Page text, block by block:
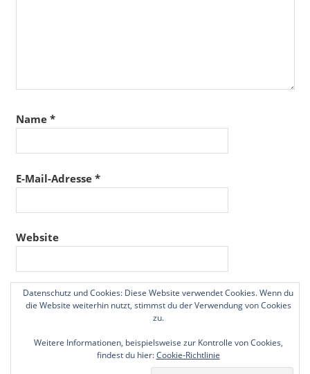
Name *
E-Mail-Adresse *
Website
Name, E-Mail-Adresse und Website in diesem
Browser für meinen nächsten Kommentar speichern.
Datenschutz und Cookies: Diese Website verwendet Cookies. Wenn du
die Website weiterhin nutzt, stimmst du der Verwendung von Cookies
zu.
Weitere Informationen, beispielsweise zur Kontrolle von Cookies,
findest du hier:Cookie-Richtlinie